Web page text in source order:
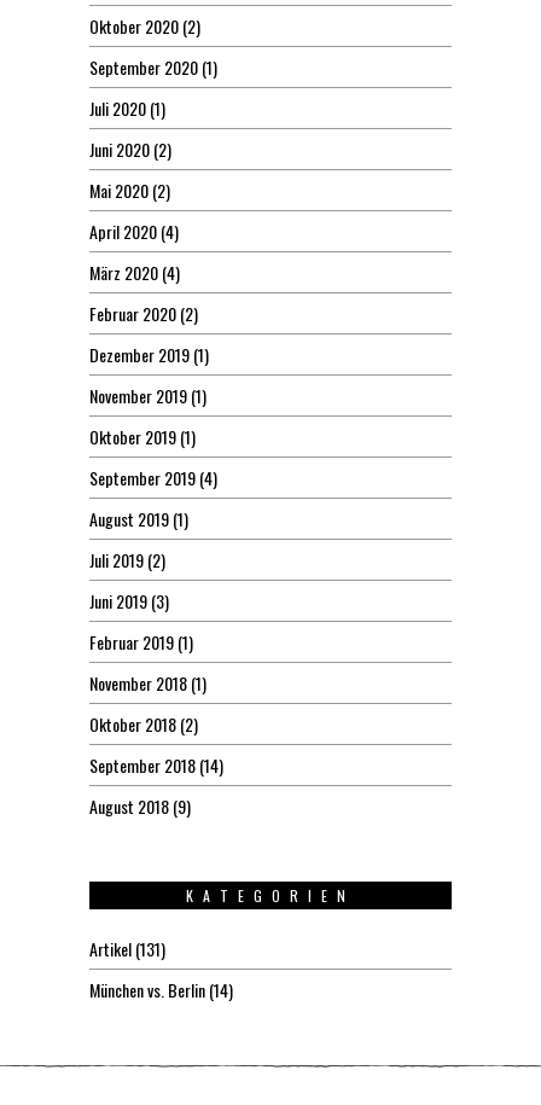
Oktober 2020(2)
September 2020(1)
Juli 2020(1)
Juni 2020(2)
Mai 2020(2)
April 2020(4)
März 2020(4)
Februar 2020(2)
Dezember 2019(1)
November 2019(1)
Oktober 2019(1)
September 2019(4)
August 2019(1)
Juli 2019(2)
Juni 2019(3)
Februar 2019(1)
November 2018(1)
Oktober 2018(2)
September 2018(14)
August 2018(9)
KATEGORIEN
Artikel(131)
München vs. Berlin(14)